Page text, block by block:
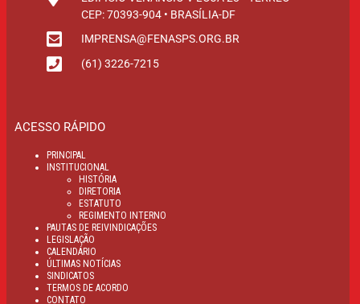
CEP: 70393-904 • BRASÍLIA-DF
IMPRENSA@FENASPS.ORG.BR
(61) 3226-7215
ACESSO RÁPIDO
PRINCIPAL
INSTITUCIONAL
HISTÓRIA
DIRETORIA
ESTATUTO
REGIMENTO INTERNO
PAUTAS DE REIVINDICAÇÕES
LEGISLAÇÃO
CALENDÁRIO
ÚLTIMAS NOTÍCIAS
SINDICATOS
TERMOS DE ACORDO
CONTATO